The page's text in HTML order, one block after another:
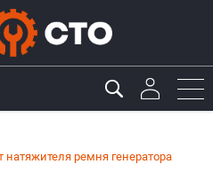
натяжителя ремня генератора